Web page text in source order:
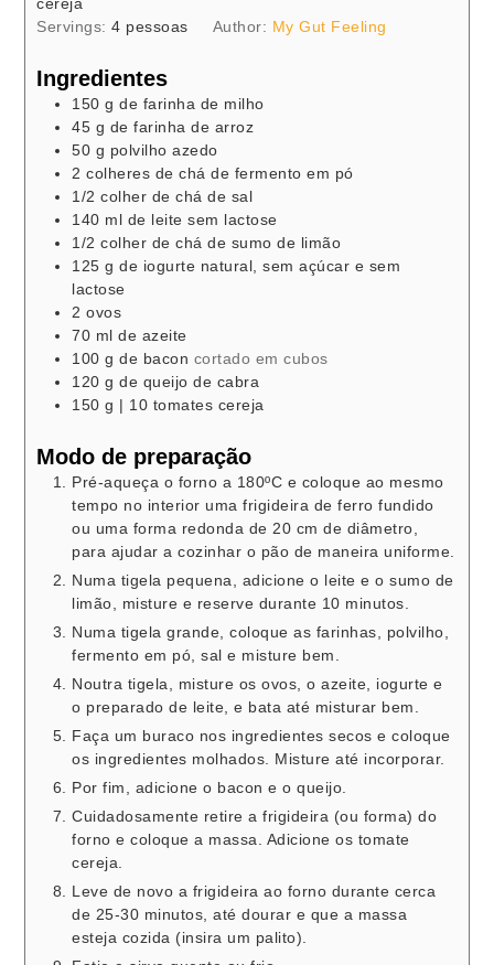
Servings:4 pessoas Author: My Gut Feeling
Ingredientes
150 g de farinha de milho
45 g de farinha de arroz
50 g polvilho azedo
2 colheres de cháde fermento em pó
1/2 colher de cháde sal
140 ml de leite sem lactose
1/2 colher de cháde sumo de limão
125 g de iogurte natural, sem açúcar e sem
lactose
2 ovos
70 ml de azeite
100 g de bacon cortado em cubos
120 g de queijo de cabra
150 g | 10 tomates cereja
Modo de preparação
Pré-aqueça o forno a 180ºC e coloque ao mesmo
tempo no interior uma frigideira de ferro fundido
ou uma forma redonda de 20 cm de diâmetro,
para ajudar a cozinhar o pão de maneira uniforme.
Numa tigela pequena, adicione o leite e o sumo de
limão, misture e reserve durante 10 minutos.
Numa tigela grande, coloque as farinhas, polvilho,
fermento em pó, sal e misture bem.
Noutra tigela, misture os ovos, o azeite, iogurte e
o preparado de leite, e bata até misturar bem.
Faça um buraco nos ingredientes secos e coloque
os ingredientes molhados. Misture até incorporar.
Por fim, adicione o bacon e o queijo.
Cuidadosamente retire a frigideira (ou forma) do
forno e coloque a massa. Adicione os tomate
cereja.
Leve de novo a frigideira ao forno durante cerca
de 25-30 minutos, até dourar e que a massa
esteja cozida (insira um palito).